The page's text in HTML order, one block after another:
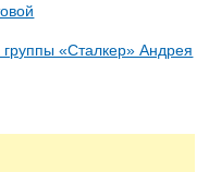
«Сталкер» Андрея